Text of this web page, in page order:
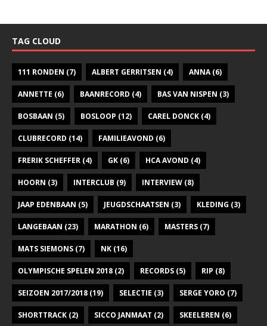
TAG CLOUD
111 RONDEN (7) ALBERT GERRITSEN (4) ANNA(6)
ANNETTE (6) BAANRECORD (4) BAS VAN NISPEN (3)
BOSBAAN (5) BOSLOOP (12) CAREL DONCK (4)
CLUBRECORD (14) FAMILIEAVOND (6)
FRERIK SCHEFFER (4) GK (6) HCA AVOND (4)
HOORN (3) INTERCLUB (9) INTERVIEW (8)
JAAP EDENBAAN (5) JEUGDSCHAATSEN (3) KLEDING (3)
LANGEBAAN (23) MARATHON (6) MASTERS (7)
MATS SIEMONS (7) NK (16)
OLYMPISCHE SPELEN 2018 (2) RECORDS (5) RIP (8)
SEIZOEN 2017/2018 (19) SELECTIE (3) SERGE YORO (7)
SHORTTRACK (2) SICCO JANMAAT (2) SKEELEREN (6)